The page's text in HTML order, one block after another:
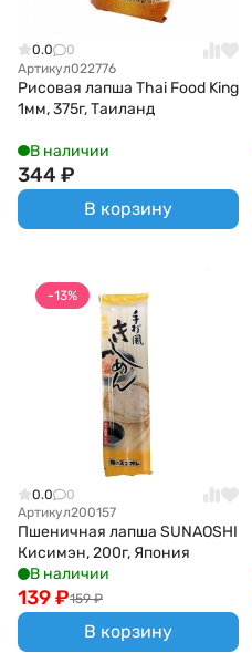
0.0
0
Артикул022776
Рисовая лапша Thai Food King
1мм, 375г, Таиланд
В наличии
344₽
В корзину
-13%
0.0
0
Артикул200157
Пшеничная лапша SUNAOSHI
Кисимэн, 200г, Япония
В наличии
159 ₽
139₽
В корзину